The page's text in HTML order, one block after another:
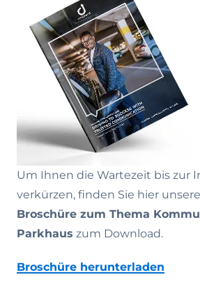
Um Ihnen die Wartezeit bis zur
verkürzen, finden Sie hier
Broschüre zum Thema
Parkhaus zum Download.
Broschüre herunterladen